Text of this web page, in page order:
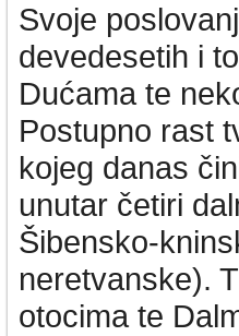
Svoje
devedesetih i
Dućama te
Postupno rast
kojeg danas
unutar četiri
Šibensko-
neretvanske).
otocima te